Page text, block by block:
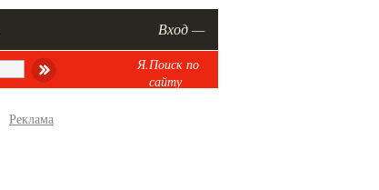
Вход —
Я.Поиск по
сайту
Реклама